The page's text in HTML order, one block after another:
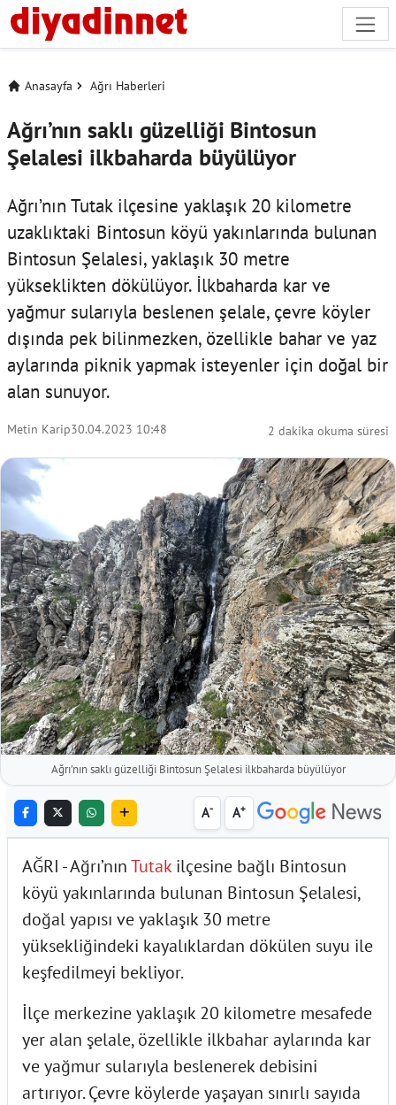
Anasayfa Ağrı Haberleri
Ağrı’nın saklı güzelliği Bintosun
Şelalesi ilkbaharda büyülüyor
Ağrı’nın Tutak ilçesine yaklaşık 20 kilometre
uzaklıktaki Bintosun köyü yakınlarında bulunan
Bintosun Şelalesi, yaklaşık 30 metre
yükseklikten dökülüyor. İlkbaharda kar ve
yağmur sularıyla beslenen şelale, çevre köyler
dışında pek bilinmezken, özellikle bahar ve yaz
aylarında piknik yapmak isteyenler için doğal bir
alan sunuyor.
Metin Karip30.04.2023 10:48 2 dakika okuma süresi
Ağrı’nın saklı güzelliği Bintosun Şelalesi ilkbaharda büyülüyor
A- A+
AĞRI - Ağrı’nınTutak ilçesine bağlı Bintosun
köyü yakınlarında bulunan Bintosun Şelalesi,
doğal yapısı ve yaklaşık 30 metre
yüksekliğindeki kayalıklardan dökülen suyu ile
keşfedilmeyi bekliyor.
İlçe merkezine yaklaşık 20 kilometre mesafede
yer alan şelale, özellikle ilkbahar aylarında kar
ve yağmur sularıyla beslenerek debisini
artırıyor. Çevre köylerde yaşayan sınırlı sayıda